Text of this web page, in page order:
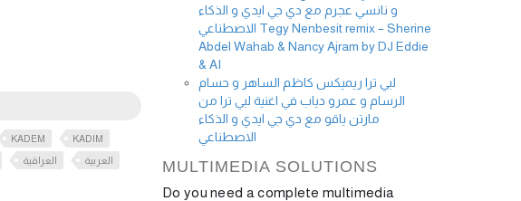
KADEM
KADIM
العراقية
العربية
و نانسي عجرم مع دي جي ايدي و الذكاء
الاصطناعي Tegy Nenbesit remix – Sherine
Abdel Wahab & Nancy Ajram by DJ Eddie
& AI
لبي ترا ريميكس كاظم الساهر و حسام
الرسام و عمرو دياب في اغنية لبي ترا من
مارتن ياقو مع دي جي ايدي و الذكاء
الاصطناعي
MULTIMEDIA SOLUTIONS
Do you need a complete multimedia